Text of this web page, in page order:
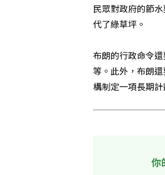
民眾對政府的節
代了綠草坪。
布朗的行政命令
等。此外，布朗
構制定一項長期
你